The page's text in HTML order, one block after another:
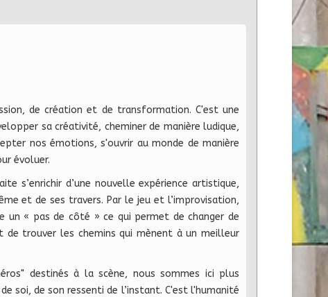
de création et de transformation. C'est une
sa créativité, cheminer de manière ludique,
nos émotions, s'ouvrir au monde de manière
évoluer.
s’enrichir d’une nouvelle expérience artistique,
et de ses travers. Par le jeu et l’improvisation,
un « pas de côté » ce qui permet de changer de
trouver les chemins qui mènent à un meilleur
destinés à la scène, nous sommes ici plus
soi, de son ressenti de l’instant. C'est l'humanité